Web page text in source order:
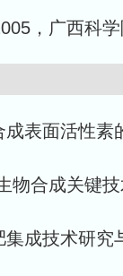
，广西科学
表面活性
合成关键
成技术研究